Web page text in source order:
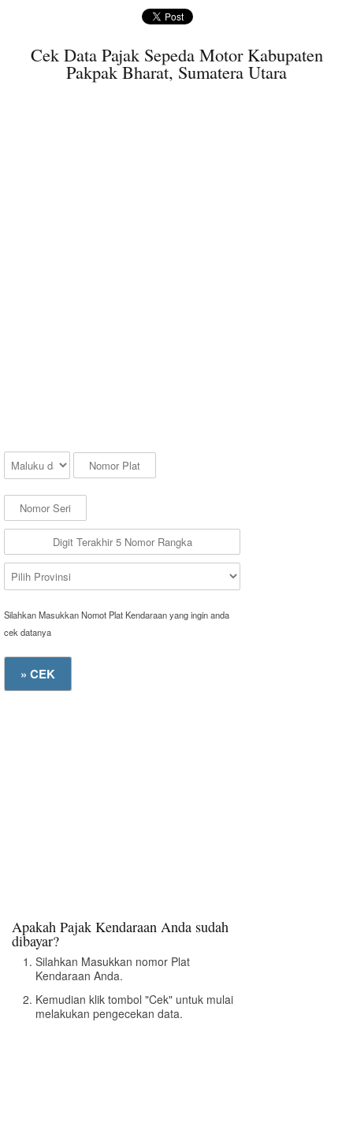
Cek Data Pajak Sepeda Motor Kabupaten
Pakpak Bharat, Sumatera Utara
Silahkan Masukkan Nomot Plat Kendaraan yang ingin anda
cek datanya
Apakah Pajak Kendaraan Anda sudah
dibayar?
Silahkan Masukkan nomor Plat
Kendaraan Anda.
Kemudian klik tombol "Cek" untuk mulai
melakukan pengecekan data.